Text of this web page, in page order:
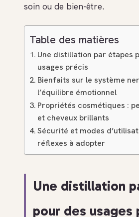
soin ou de bien-être.
Table des matières
Une distillation par étapes
usages précis
Bienfaits sur le système
l’équilibre émotionnel
Propriétés cosmétiques :
et cheveux brillants
Sécurité et modes
réflexes à adopter
Une distillation
pour des usages